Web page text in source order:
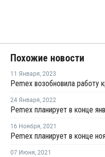
Похожие новости
11 Января, 2023
24 Января, 2022
16 Ноября, 2021
07 Июня, 2021